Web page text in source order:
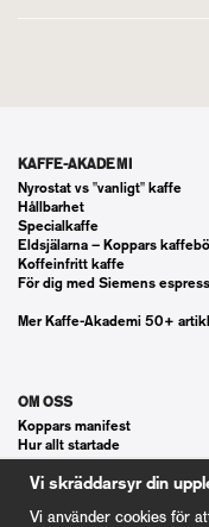
KAFFE-AKADEMI
Nyrostat vs "vanligt" kaffe
Hållbarhet
Specialkaffe
Eldsjälarna – Koppars
Koffeinfritt kaffe
För dig med Siemens
Mer Kaffe-Akademi 50+
OM OSS
Koppars manifest
Hur allt startade
Våra gästspel
Kontakt
Cookie Inställningar
Vi skräddarsyr din
Vi använder cookies för